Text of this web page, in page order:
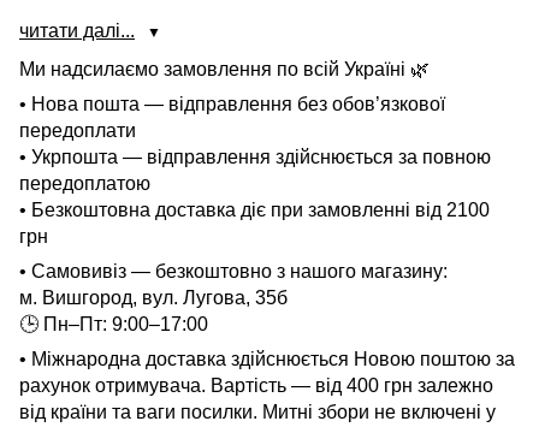
читати далі... ▼
Ми надсилаємо замовлення по всій Україні 🌿
• Нова пошта — відправлення без обов’язкової
передоплати
• Укрпошта — відправлення здійснюється за повною
передоплатою
• Безкоштовна доставка діє при замовленні від 2100
грн
• Самовивіз — безкоштовно з нашого магазину:
м. Вишгород, вул. Лугова, 35б
🕒 Пн–Пт: 9:00–17:00
• Міжнародна доставка здійснюється Новою поштою за
рахунок отримувача. Вартість — від 400 грн залежно
від країни та ваги посилки. Митні збори не включені у